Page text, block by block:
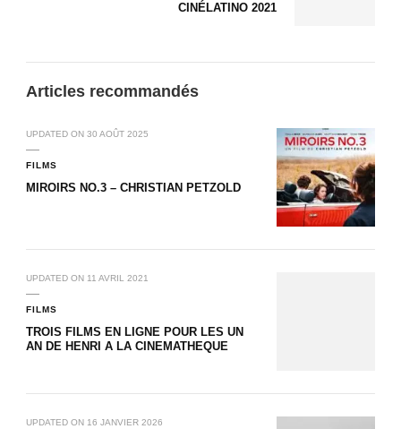
CINÉLATINO 2021
Articles recommandés
UPDATED ON 30 AOÛT 2025
FILMS
MIROIRS NO.3 – CHRISTIAN PETZOLD
UPDATED ON 11 AVRIL 2021
FILMS
TROIS FILMS EN LIGNE POUR LES UN
AN DE HENRI A LA CINEMATHEQUE
UPDATED ON 16 JANVIER 2026